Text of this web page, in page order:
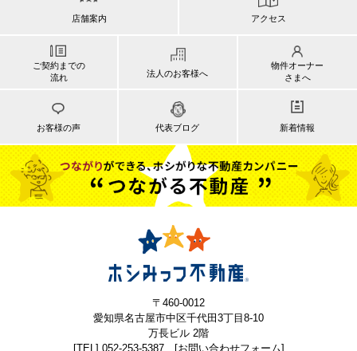
店舗案内 アクセス
ご契約までの
流れ
法人のお客様へ
物件オーナー
さまへ
お客様の声 代表ブログ 新着情報
〒460-0012
愛知県名古屋市中区千代田3丁目8-10
万長ビル 2階
[TEL] 052-253-5387
[お問い合わせフォーム]